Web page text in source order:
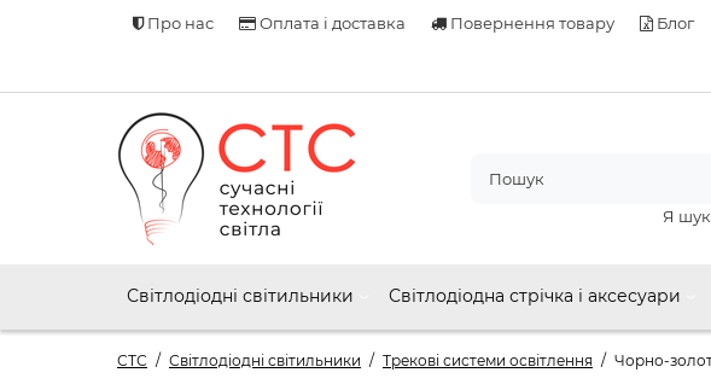
Про нас Оплата і доставка Повернення товару Блог
Я
Світлодіодні світильники Світлодіодна стрічка і аксесуари
СТС Світлодіодні світильники Трекові системи освітлення Чорно-